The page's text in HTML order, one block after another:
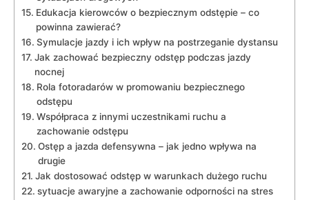
Edukacja kierowców o bezpiecznym odstępie – co
powinna zawierać?
Symulacje jazdy i ich wpływ na postrzeganie dystansu
Jak zachować bezpieczny odstęp podczas jazdy
nocnej
Rola fotoradarów w promowaniu bezpiecznego
odstępu
Współpraca z innymi uczestnikami ruchu a
zachowanie odstępu
Ostęp a jazda defensywna – jak jedno wpływa na
drugie
Jak dostosować odstęp w warunkach dużego ruchu
sytuacje awaryjne a zachowanie odporności na stres